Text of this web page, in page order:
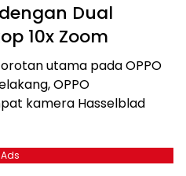
Dual
10x Zoom
utama pada OPPO
OPPO
kamera Hasselblad
Ads